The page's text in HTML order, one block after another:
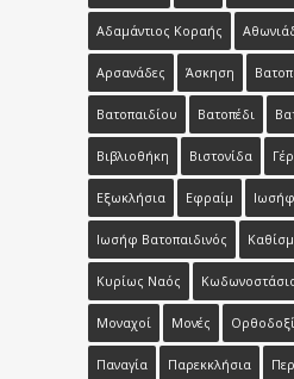
Αδαμάντιος Κοραής
Αρσανάδες Άσκηση
Βατοπαιδίου Βατοπέδι
Βιβλιοθήκη Βιστονίδα
Εξωκλήσια Εφραίμ Ιωσήφ
Ιωσήφ Βατοπαιδινός
Κυρίως Ναός
Μοναχοί Μονές
Παναγία Παρεκκλήσια